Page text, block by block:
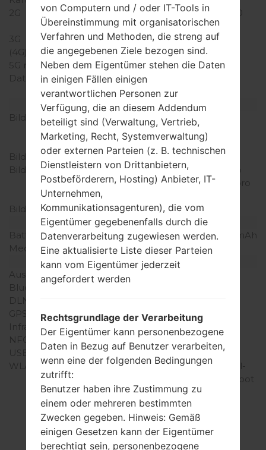
2G
GSM 850/900/1800/1900
MHz
3G
HSDPA 1700/2100 MHz
(4G) LTE
-
5G network
-
Daten
EDGE, GPRS, HSDPA,
HSUPA
Anzeige
Bildschirmgröße
4.5 in, 55.8 cm2 (~63.5%
Bildschirm zu Körper
Verhältnis)
Bildschirmtyp
IPS LCD
Bildschirmerweiterung
540 x 960 Pixel 16:9 ratio
(~245 Dichte der Pixel pro
Bildschirmfarben
16M Farben
Batterie und Tastatur
Batteriekapazität
entfernbar Li-Ion 2150 mAh
Mechanische Tastatur
-
Interfaces
Ausgabe für Audio
3.5mm jack
Bluetooth
DLNA
GPS
A-GPS
Infrarotanschluss
NFC
Nein
USB
microUSB 2.0
WLAN
Wi-Fi 802.11 a/b/g/n, dual-
band, Wi-Fi Direct, hotspot
Firmware
von Computern und / oder IT-Tools in
Übereinstimmung mit organisatorischen
Verfahren und Methoden, die streng auf
die angegebenen Ziele bezogen sind.
Neben dem Eigentümer stehen die Daten
in einigen Fällen einigen
verantwortlichen Personen zur
Verfügung, die an diesem Addendum
beteiligt sind (Verwaltung, Vertrieb,
Marketing, Recht, Systemverwaltung)
oder externen Parteien (z. B. technischen
Dienstleistern von Drittanbietern,
Postbeförderern, Hosting) Anbieter, IT-
Unternehmen,
Kommunikationsagenturen), die vom
Eigentümer gegebenenfalls durch die
Datenverarbeitung zugewiesen werden.
Eine aktualisierte Liste dieser Parteien
kann vom Eigentümer jederzeit
angefordert werden
Rechtsgrundlage der Verarbeitung
Der Eigentümer kann personenbezogene
Daten in Bezug auf Benutzer verarbeiten,
wenn eine der folgenden Bedingungen
zutrifft:
Benutzer haben ihre Zustimmung zu
einem oder mehreren bestimmten
Zwecken gegeben. Hinweis: Gemäß
einigen Gesetzen kann der Eigentümer
berechtigt sein, personenbezogene